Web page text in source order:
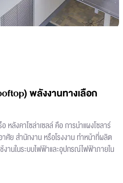
พลังงานทางเลือก
ลังคาโซล่าเซลล์ คือ การนำแผงโซลาร์
ศัย สำนักงาน หรือโรงงาน ทำหน้าที่ผลิต
านในระบบไฟฟ้าและอุปกรณ์ไฟฟ้าภายใน